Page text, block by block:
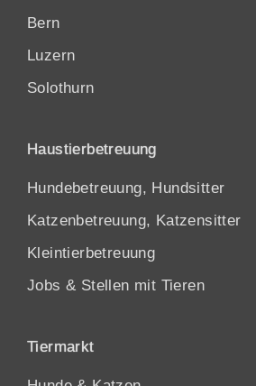
Bern
Luzern
Solothurn
Haustierbetreuung
Hundebetreuung, Hundsitter
Katzenbetreuung, Katzensitter
Kleintierbetreuung
Jobs & Stellen mit Tieren
Tiermarkt